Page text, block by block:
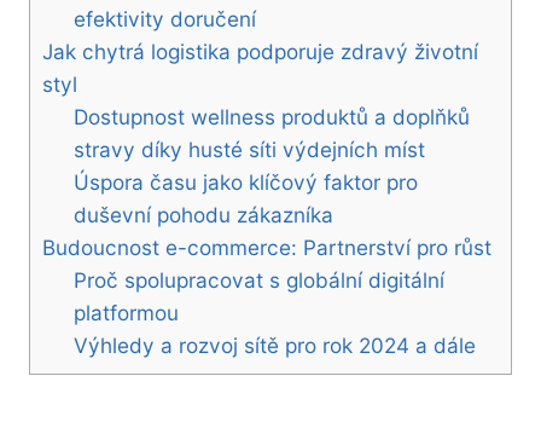
efektivity doručení
Jak chytrá logistika podporuje zdravý životní
styl
Dostupnost wellness produktů a doplňků
stravy díky husté síti výdejních míst
Úspora času jako klíčový faktor pro
duševní pohodu zákazníka
Budoucnost e-commerce: Partnerství pro růst
Proč spolupracovat s globální digitální
platformou
Výhledy a rozvoj sítě pro rok 2024 a dále